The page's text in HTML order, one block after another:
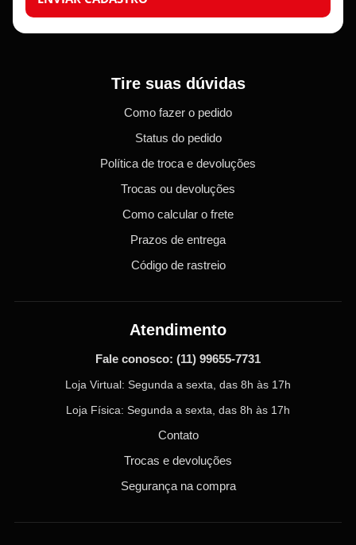
Tire suas dúvidas
Como fazer o pedido
Status do pedido
Política de troca e devoluções
Trocas ou devoluções
Como calcular o frete
Prazos de entrega
Código de rastreio
Atendimento
Fale conosco: (11) 99655-7731
Loja Virtual: Segunda a sexta, das 8h às 17h
Loja Física: Segunda a sexta, das 8h às 17h
Contato
Trocas e devoluções
Segurança na compra